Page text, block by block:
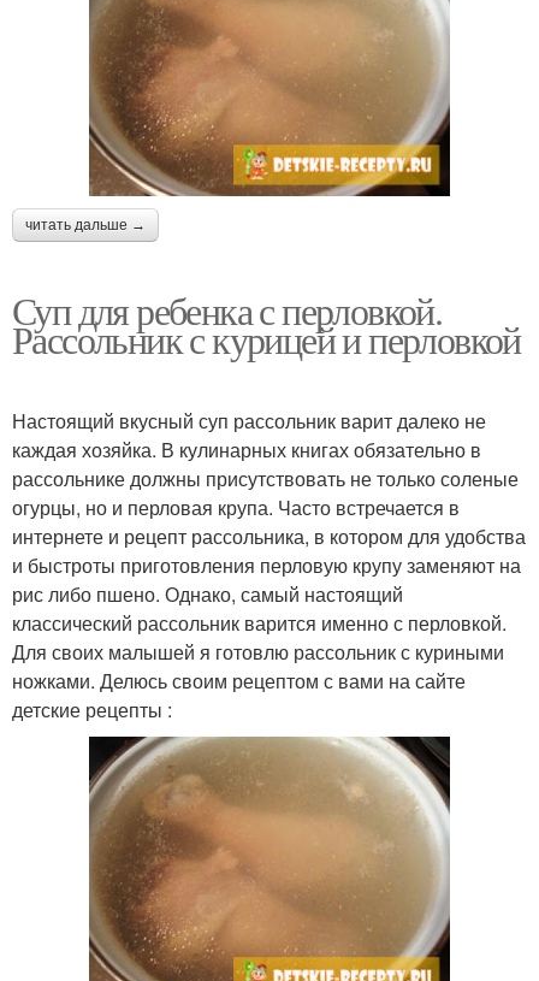
читать дальше →
Суп для ребенка с перловкой.
Рассольник с курицей и перловкой
Настоящий вкусный суп рассольник варит далеко не
каждая хозяйка. В кулинарных книгах обязательно в
рассольнике должны присутствовать не только соленые
огурцы, но и перловая крупа. Часто встречается в
интернете и рецепт рассольника, в котором для удобства
и быстроты приготовления перловую крупу заменяют на
рис либо пшено. Однако, самый настоящий
классический рассольник варится именно с перловкой.
Для своих малышей я готовлю рассольник с куриными
ножками. Делюсь своим рецептом с вами на сайте
детские рецепты :